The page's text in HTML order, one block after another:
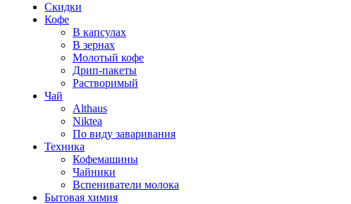
Скидки
Кофе
В капсулах
В зернах
Молотый кофе
Дрип-пакеты
Растворимый
Чай
Althaus
Niktea
По виду заваривания
Техника
Кофемашины
Чайники
Вспениватели молока
Бытовая химия